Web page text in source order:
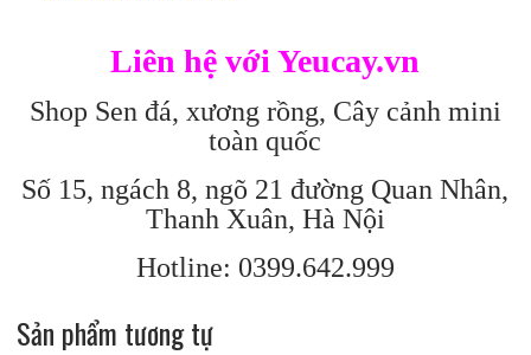
Liên hệ với Yeucay.vn
Shop Sen đá, xương rồng, Cây cảnh mini
toàn quốc
Số 15, ngách 8, ngõ 21 đường Quan Nhân,
Thanh Xuân, Hà Nội
Hotline: 0399.642.999
Sản phẩm tương tự